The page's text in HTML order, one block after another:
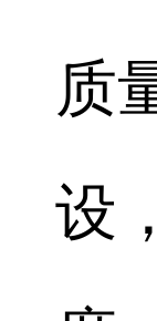
质
设